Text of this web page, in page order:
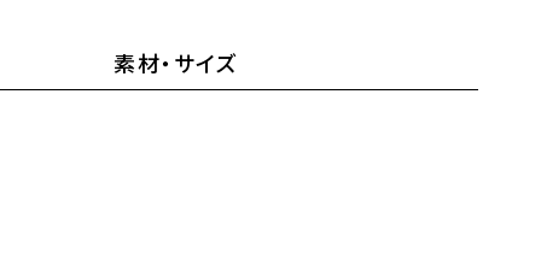
素材・サイズ